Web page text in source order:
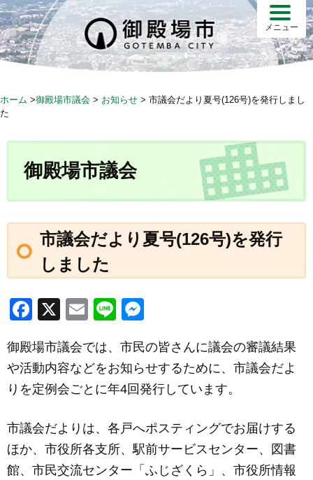
メニュー
ホーム >御殿場市議会 > お知らせ > 市議会だより夏号(126号)を発行しまし
た
御殿場市議会
市議会だより夏号(126号)を発行
しました
F
c
e
b
o
k
X
E
ail
Li
e
ss
e
n
g
er
御殿場市議会では、市民の皆さんに議会の審議結果
や活動内容などをお知らせするために、市議会だよ
りを定例会ごとに年4回発行しています。
市議会だよりは、各戸へポスティングでお届けする
ほか、市役所各支所、駅前サービスセンター、図書
館、市民交流センター「ふじざくら」、市役所情報